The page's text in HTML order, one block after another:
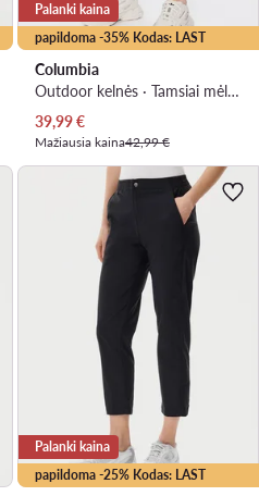
papildoma -35% Kodas: LAST
Palanki kaina
Columbia
Outdoor kelnės · Tamsiai mėlyna
Dabartinė kaina
39,99€
Mažiausia kaina42,99 €
papildoma -25% Kodas: LAST
Palanki kaina